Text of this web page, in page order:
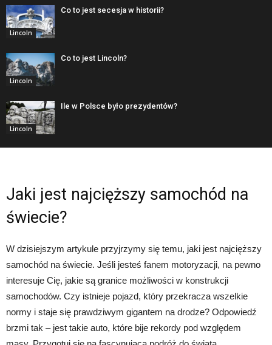
Lincoln
Co to jest secesja w historii?
Lincoln
Co to jest Lincoln?
Lincoln
Ile w Polsce było prezydentów?
Jaki jest najcięższy samochód na
świecie?
W dzisiejszym artykule przyjrzymy się temu, jaki jest najcięższy
samochód na świecie. Jeśli jesteś fanem motoryzacji, na pewno
interesuje Cię, jakie są granice możliwości w konstrukcji
samochodów. Czy istnieje pojazd, który przekracza wszelkie
normy i staje się prawdziwym gigantem na drodze? Odpowiedź
brzmi tak – jest takie auto, które bije rekordy pod względem